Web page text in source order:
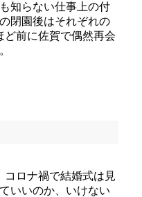
知らない仕事上の付
閉園後はそれぞれの
ど前に佐賀で偶然再会
ロナ禍で結婚式は見
いいのか、いけない